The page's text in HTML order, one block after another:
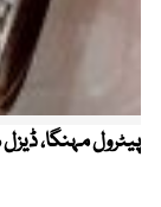
پیٹرول مہنگا،